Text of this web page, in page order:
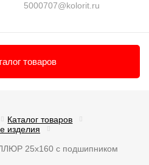
5000707@kolorit.ru
товаров
Каталог товаров
изделия
25х160 с подшипником